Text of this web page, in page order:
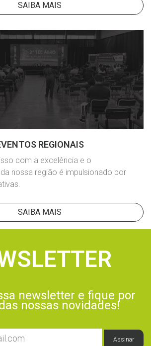
SAIBA MAIS
REGIONAIS
com a excelência e o
nossa região é impulsionado por
SAIBA MAIS
newsletter e fique por
nossas novidades!
Assinar